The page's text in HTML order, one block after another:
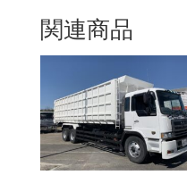
関連商品